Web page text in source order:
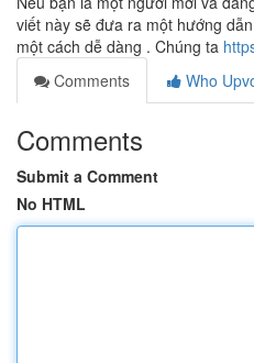
viết này sẽ đưa ra một hướng
một cách dễ dàng . Chúng ta
Comments
Who
Comments
Submit a Comment
No HTML